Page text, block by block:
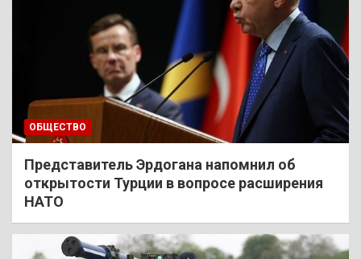
ОБЩЕСТВО
Представитель Эрдогана напомнил об
открытости Турции в вопросе расширения
НАТО